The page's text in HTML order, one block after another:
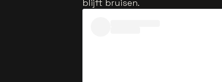
blijft bruisen.